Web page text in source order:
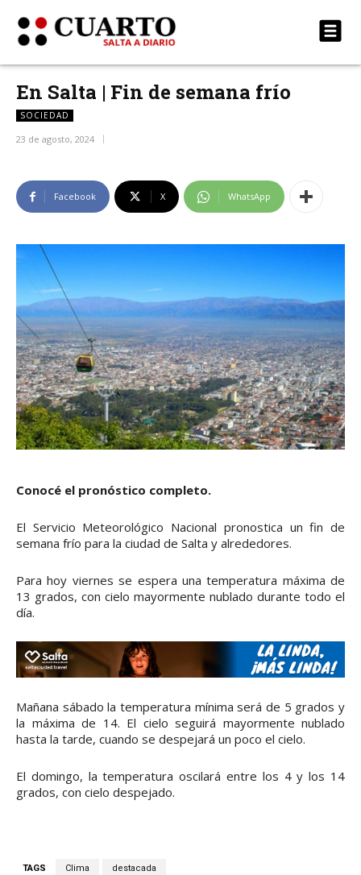
En Salta | Fin de semana frío
SOCIEDAD
23 de agosto, 2024
Facebook X WhatsApp
Conocé el pronóstico completo.
El Servicio Meteorológico Nacional pronostica un fin de
semana frío para la ciudad de Salta y alrededores.
Para hoy viernes se espera una temperatura máxima de
13 grados, con cielo mayormente nublado durante todo el
día.
Mañana sábado la temperatura mínima será de 5 grados y
la máxima de 14. El cielo seguirá mayormente nublado
hasta la tarde, cuando se despejará un poco el cielo.
El domingo, la temperatura oscilará entre los 4 y los 14
grados, con cielo despejado.
TAGS Clima destacada